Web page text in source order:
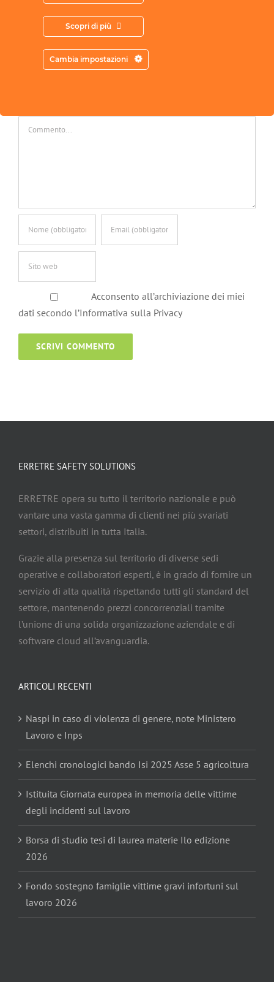
Acconsento all’archiviazione dei miei
dati secondo l’Informativa sulla Privacy
ERRETRE SAFETY SOLUTIONS
ERRETRE opera su tutto il territorio nazionale e può
vantare una vasta gamma di clienti nei più svariati
settori, distribuiti in tutta Italia.
Grazie alla presenza sul territorio di diverse sedi
operative e collaboratori esperti, è in grado di fornire un
servizio di alta qualità rispettando tutti gli standard del
settore, mantenendo prezzi concorrenziali tramite
l’unione di una solida organizzazione aziendale e di
software cloud all’avanguardia.
ARTICOLI RECENTI
Naspi in caso di violenza di genere, note Ministero
Lavoro e Inps
Elenchi cronologici bando Isi 2025 Asse 5 agricoltura
Istituita Giornata europea in memoria delle vittime
degli incidenti sul lavoro
Borsa di studio tesi di laurea materie Ilo edizione
2026
Fondo sostegno famiglie vittime gravi infortuni sul
lavoro 2026
Scopri di più
Cambia impostazioni